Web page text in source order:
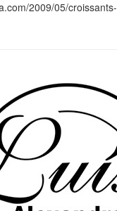
2009/05/